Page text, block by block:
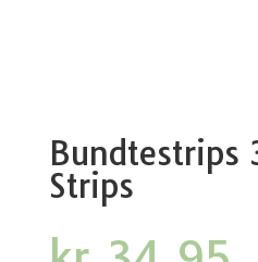
Bundtestrips
Strips